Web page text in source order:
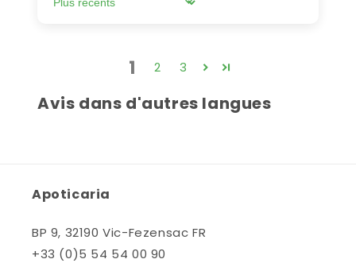
Ordenar por
1 2 3
Avis dans d'autres langues
Apoticaria
BP 9, 32190 Vic-Fezensac FR
+33 (0)5 54 54 00 90